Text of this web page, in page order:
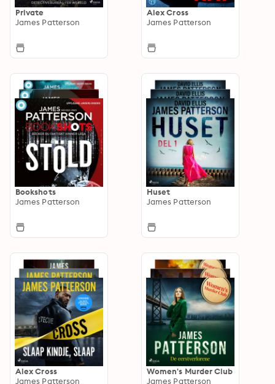
Private
James Patterson
Alex Cross
James Patterson
Bookshots
James Patterson
Huset
James Patterson
Alex Cross
James Patterson
Women's Murder Club
James Patterson